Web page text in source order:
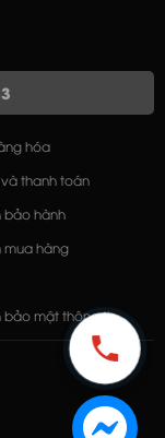
hóa
thanh toán
bảo hành
mua hàng
bảo mật thông tin